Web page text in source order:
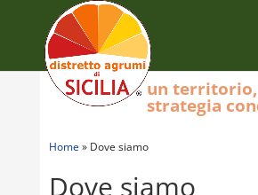
Home » Dove siamo
Dove siamo
un territorio,
strategia